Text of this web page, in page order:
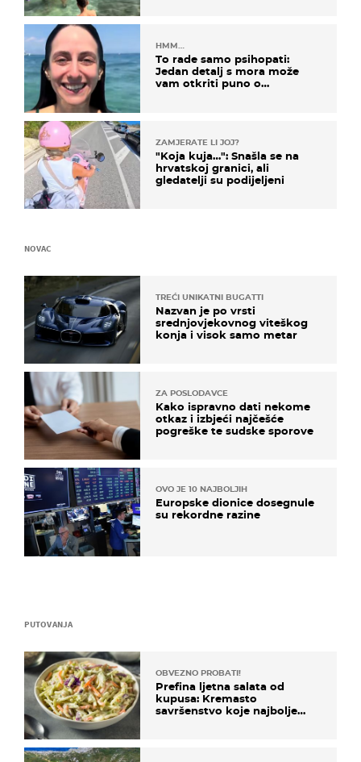
HMM…
To rade samo psihopati:
Jedan detalj s mora može
vam otkriti puno o
ZAMJERATE LI JOJ?
"Koja kuja…": Snašla se na
hrvatskoj granici, ali
gledatelji su podijeljeni
PUTOVANJA
OBVEZNO PROBATI!
Prefina ljetna salata od
kupusa: Kremasto
savršenstvo koje najbolje
NOVAC
TREĆI UNIKATNI BUGATTI
Nazvan je po vrsti
srednjovjekovnog viteškog
konja i visok samo metar
ZA POSLODAVCE
Kako ispravno dati nekome
otkaz i izbjeći najčešće
pogreške te sudske sporove
OVO JE 10 NAJBOLJIH
Europske dionice dosegnule
su rekordne razine